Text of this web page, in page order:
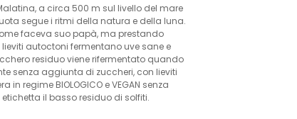
a circa 500 m sul livello del mare
segue i ritmi della natura e della luna.
faceva suo papà, ma prestando
lieviti autoctoni fermentano uve sane e
residuo viene rifermentato quando
senza aggiunta di zuccheri, con lieviti
regime BIOLOGICO e VEGAN senza
il basso residuo di solfiti.